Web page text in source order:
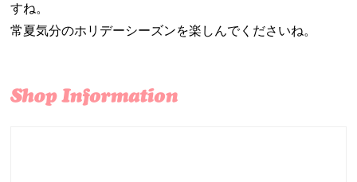
すね。
常夏気分のホリデーシーズンを楽しんでくださいね。